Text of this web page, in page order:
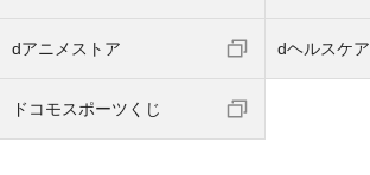
dアニメストア dヘルスケア
ドコモスポーツくじ